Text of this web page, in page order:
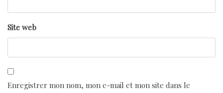
Site web
Enregistrer mon nom, mon e-mail et mon site dans le